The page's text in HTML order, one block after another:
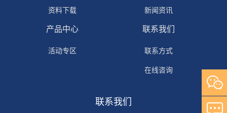
资料下载 新闻资讯
产品中心
活动专区
联系我们
联系方式
在线咨询
联系我们